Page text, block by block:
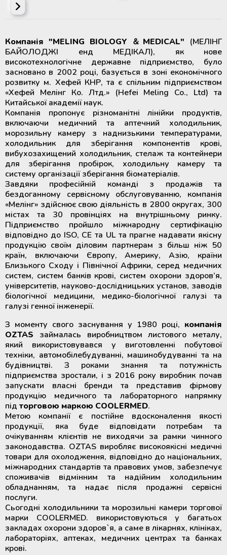
Компанія "MELING BIOLOGY ＆MEDICAL" (МЕЛІНГ
БАЙОЛОДЖІ енд МЕДІКАЛ), як нове
високотехнологічне державне підприємство, було
засновано в 2002 році, базується в зоні економічного
розвитку м. Хефей КНР, та є спільним підприємством
«Хефей Мелінг Ко. Лтд.» (Hefei Meling Co., Ltd) та
Китайської академії наук.
Компанія пропонує різноманітні лінійки продуктів,
включаючи медичний та аптечний холодильник,
морозильну камеру з наднизькими температурами,
холодильник для зберігання компонентів крові,
вибухозахищений холодильник, стелаж та контейнери
для зберігання пробірок, холодильну камеру та
систему організації зберігання біоматеріалів.
Завдяки професійній команді з продажів та
бездоганному сервісному обслуговуванню, компанія
«Мелінг» здійснює свою діяльність в 2800 округах, 300
містах та 30 провінціях на внутрішньому ринку.
Підприємство пройшло міжнародну сертифікацію
відповідно до ISO, CE та UL та прагне надавати якісну
продукцію своїм діловим партнерам з більш ніж 50
країн, включаючи Європу, Америку, Азію, країни
Близького Сходу і Північної Африки, серед медичних
систем, систем банків крові, систем охорони здоров’я,
університетів, науково-дослідницьких установ, заводів
біологічної медицини, медико-біологічної галузі та
галузі генної інженерії.
З моменту свого заснування у 1980 році, компанія
OZTAS займалась виробництвом листового металу,
який використовувався у виготовленні побутової
техніки, автомобілебудуванні, машинобудуванні та на
будівництві. З роками знання та потужність
підприємства зростали, і з 2016 року виробник почав
запускати власні бренди та представив фірмову
продукцію медичного та лабораторного напрямку
під торговою маркою COOLERMED.
Метою компанії є постійне вдосконалення якості
продукції, яка буде відповідати потребам та
очікуванням клієнтів не виходячи за рамки чинного
законодавства. OZTAS виробляє високоякісні медичні
товари для охолодження, відповідно до національних,
міжнародних стандартів та правових умов, забезпечує
споживачів відмінним та надійним холодильним
обладнанням, та надає після продажні сервісні
послуги.
Сьогодні холодильники та морозильні камери торгової
марки COOLERMED. використовуються у багатьох
закладах охорони здоров`я, а саме в лікарнях, клініках,
лабораторіях, аптеках, медичних центрах та банках
крові.